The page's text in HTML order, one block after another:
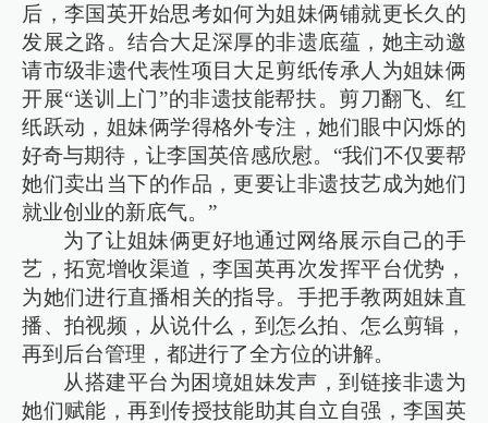
后，李国英开始思考如何为姐妹俩铺就更长久的
发展之路。结合大足深厚的非遗底蕴，她主动邀
请市级非遗代表性项目大足剪纸传承人为姐妹俩
开展“送训上门”的非遗技能帮扶。剪刀翻飞、红
纸跃动，姐妹俩学得格外专注，她们眼中闪烁的
好奇与期待，让李国英倍感欣慰。“我们不仅要帮
她们卖出当下的作品，更要让非遗技艺成为她们
就业创业的新底气。”
为了让姐妹俩更好地通过网络展示自己的手
艺，拓宽增收渠道，李国英再次发挥平台优势，
为她们进行直播相关的指导。手把手教两姐妹直
播、拍视频，从说什么，到怎么拍、怎么剪辑，
再到后台管理，都进行了全方位的讲解。
从搭建平台为困境姐妹发声，到链接非遗为
她们赋能，再到传授技能助其自立自强，李国英